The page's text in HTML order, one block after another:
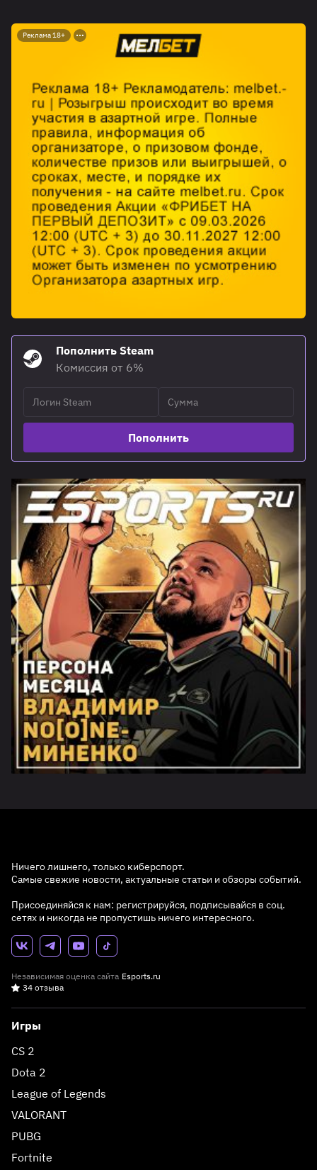
Реклама 18+
Пополнить Steam
Комиссия от 6%
Пополнить
Ничего лишнего, только киберспорт.
Самые свежие новости, актуальные статьи и обзоры событий.
Присоединяйся к нам: регистрируйся, подписывайся в соц.
сетях и никогда не пропустишь ничего интересного.
Независимая оценка сайта Esports.ru
34 отзыва
Игры
CS 2
Dota 2
League of Legends
VALORANT
PUBG
Fortnite